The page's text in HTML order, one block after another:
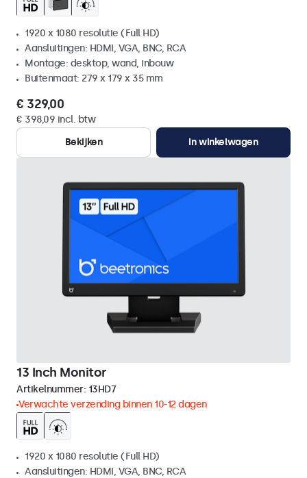
1920 x 1080 resolutie (Full HD)
Aansluitingen: HDMI, VGA, BNC, RCA
Montage: desktop, wand, inbouw
Buitenmaat: 279 x 179 x 35 mm
€ 329,00
€ 398,09 incl. btw
Bekijken
In winkelwagen
13 Inch Monitor
Artikelnummer: 13HD7
Verwachte verzending binnen 10-12 dagen
1920 x 1080 resolutie (Full HD)
Aansluitingen: HDMI, VGA, BNC, RCA